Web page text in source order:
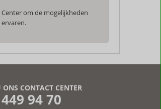
om de mogelijkheden
ONS CONTACT CENTER
94 70